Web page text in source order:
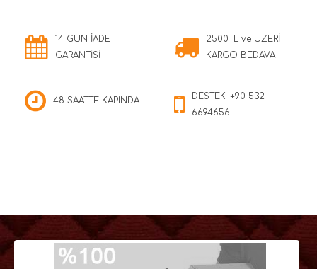
14 GÜN İADE
GARANTİSİ
2500TL ve ÜZERİ
KARGO BEDAVA
48 SAATTE KAPINDA
DESTEK: +90 532
6694656